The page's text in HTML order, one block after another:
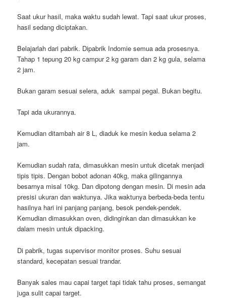
Saat ukur hasil, maka waktu sudah lewat. Tapi saat ukur proses,
hasil sedang diciptakan.
Belajarlah dari pabrik. Dipabrik Indomie semua ada prosesnya.
Tahap 1 tepung 20 kg campur 2 kg garam dan 2 kg gula, selama
2 jam.
Bukan garam sesuai selera, aduk sampai pegal. Bukan begitu.
Tapi ada ukurannya.
Kemudian ditambah air 8 L, diaduk ke mesin kedua selama 2
jam.
Kemudian sudah rata, dimasukkan mesin untuk dicetak menjadi
tipis tipis. Dengan bobot adonan 40kg, maka gilingannya
besarnya misal 10kg. Dan dipotong dengan mesin. Di mesin ada
presisi ukuran dan waktunya. Jika waktunya berbeda-beda tentu
hasilnya hari ini panjang panjang, besok pendek-pendek.
Kemudian dimasukkan oven, didinginkan dan dimasukkan ke
dalam mesin untuk dipacking.
Di pabrik, tugas supervisor monitor proses. Suhu sesuai
standard, kecepatan sesuai trandar.
Banyak sales mau capai target tapi tidak tahu proses, semangat
juga sulit capai target.